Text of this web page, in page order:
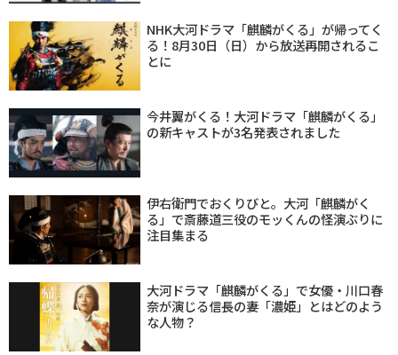
NHK大河ドラマ「麒麟がくる」が帰ってく
る！8月30日（日）から放送再開されるこ
とに
今井翼がくる！大河ドラマ「麒麟がくる」
の新キャストが3名発表されました
伊右衛門でおくりびと。大河「麒麟がく
る」で斎藤道三役のモッくんの怪演ぶりに
注目集まる
大河ドラマ「麒麟がくる」で女優・川口春
奈が演じる信長の妻「濃姫」とはどのよう
な人物？